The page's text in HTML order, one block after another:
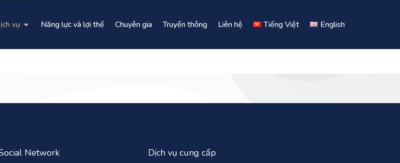
vụ Năng lực và lợi thế Chuyên gia Truyền thông Liên hệ Tiếng Việt English
Network Dịch vụ cung cấp